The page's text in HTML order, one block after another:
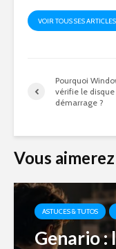
VOIR TOUS SES ARTICLES
Pourquoi
vérifie le disque
démarrage ?
Vous aimerez
ASTUCES & TUTOS
Genario :